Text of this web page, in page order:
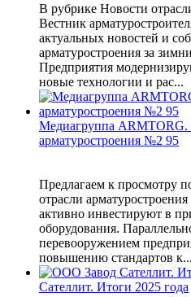
В рубрике Новости
Вестник
актуальных новостей и
арматуростроения за
Предприятия
новые технологии и рас...
Медиагруппа ARMTORG.
арматуростроения №2 95
Предлагаем к просмотру
отрасли
активно инвестируют в
оборудования.
перевооружением
повышению стандартов к...
Сателлит. Итоги 2025 года